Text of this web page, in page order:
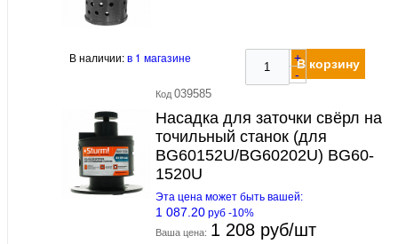
В наличии:в 1 магазине
+
-
В корзину
Код 039585
Насадка для заточки свёрл на
точильный станок (для
BG60152U/BG60202U) BG60-
1520U
Эта цена может быть вашей:
1 087.20 руб -10%
Ваша цена: 1 208 руб/шт